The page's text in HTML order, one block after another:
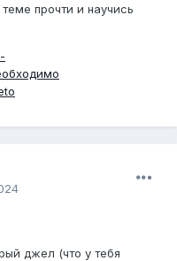
прочти и научись
джел (что у тебя